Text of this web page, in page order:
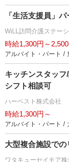
「生活支援員」
WiLL訪問介護ステー
時給1,300円～
アルバイト・パート /
キッチンスタッ
シフト相談可
ハーベスト株式会社
時給1,300円～
アルバイト・パート /
大型複合施設で
ワタキューセイモア